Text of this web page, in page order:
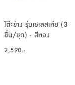
โต๊ะข้าง รุ่นเซเลสเทีย (3
ชิ้น/ชุด) - สีทอง
2,590.-